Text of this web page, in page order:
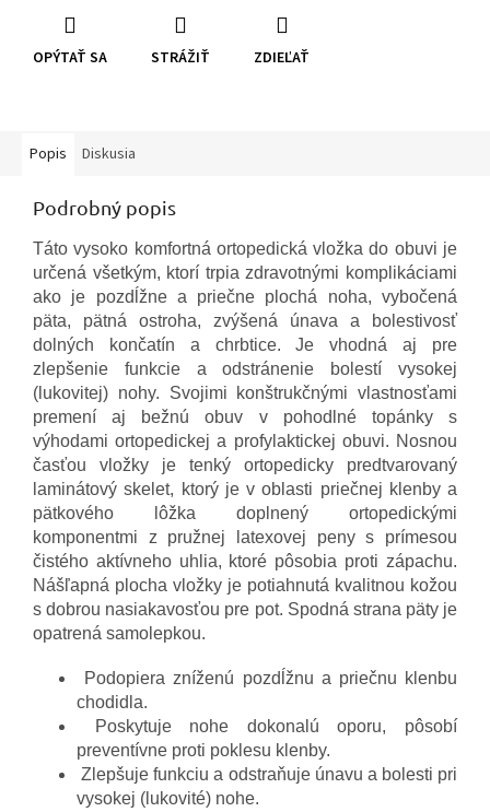
OPÝTAŤ SA STRÁŽIŤ ZDIEĽAŤ
Popis Diskusia
Podrobný popis
Táto vysoko komfortná ortopedická vložka do obuvi je
určená všetkým, ktorí trpia zdravotnými komplikáciami
ako je pozdĺžne a priečne plochá noha, vybočená
päta, pätná ostroha, zvýšená únava a bolestivosť
dolných končatín a chrbtice. Je vhodná aj pre
zlepšenie funkcie a odstránenie bolestí vysokej
(lukovitej) nohy. Svojimi konštrukčnými vlastnosťami
premení aj bežnú obuv v pohodlné topánky s
výhodami ortopedickej a profylaktickej obuvi. Nosnou
časťou vložky je tenký ortopedicky predtvarovaný
laminátový skelet, ktorý je v oblasti priečnej klenby a
pätkového lôžka doplnený ortopedickými
komponentmi z pružnej latexovej peny s prímesou
čistého aktívneho uhlia, ktoré pôsobia proti zápachu.
Nášľapná plocha vložky je potiahnutá kvalitnou kožou
s dobrou nasiakavosťou pre pot. Spodná strana päty je
opatrená samolepkou.
Podopiera zníženú pozdĺžnu a priečnu klenbu
chodidla.
Poskytuje nohe dokonalú oporu, pôsobí
preventívne proti poklesu klenby.
Zlepšuje funkciu a odstraňuje únavu a bolesti pri
vysokej (lukovité) nohe.